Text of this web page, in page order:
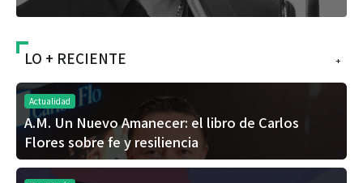
+
LO + RECIENTE
Actualidad
A.M. Un Nuevo Amanecer: el libro de Carlos
Flores sobre fe y resiliencia